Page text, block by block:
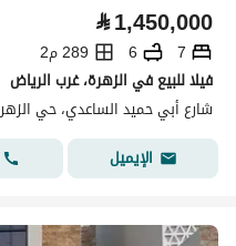
⃁1,450,000
7
6
289 م2
فيلا للبيع في الزهرة، غرب الرياض
شارع أبي حميد الساعدي، حي
الإيميل